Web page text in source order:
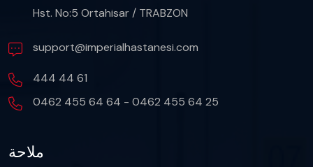
Hst. No:5 Ortahisar / TRABZON
support@imperialhastanesi.com
444 44 61
0462 455 64 64 - 0462 455 64 25
ملاحة